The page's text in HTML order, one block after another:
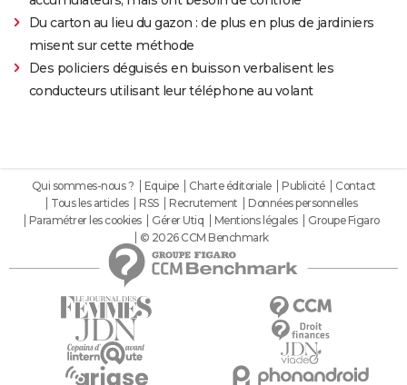
Du carton au lieu du gazon : de plus en plus de jardiniers
misent sur cette méthode
Des policiers déguisés en buisson verbalisent les
conducteurs utilisant leur téléphone au volant
Qui sommes-nous ? Equipe Charte éditoriale Publicité
Contact
Tous les articles
RSS Recrutement
Données personnelles
Paramétrer les cookies
Gérer Utiq Mentions légales
Groupe Figaro
© 2026 CCM Benchmark